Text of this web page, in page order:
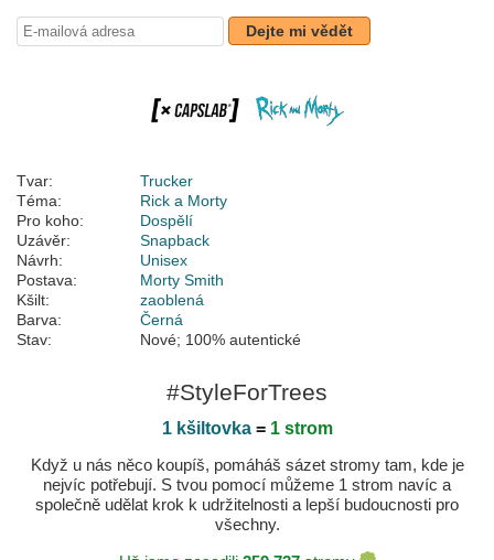
Dejte mi vědět
Tvar:
Trucker
Téma:
Rick a Morty
Pro koho:
Dospělí
Uzávěr:
Snapback
Návrh:
Unisex
Postava:
Morty Smith
Kšilt:
zaoblená
Barva:
Černá
Stav:
Nové; 100% autentické
#StyleForTrees
1 kšiltovka= 1 strom
Když u nás něco koupíš, pomáháš sázet stromy tam, kde je
nejvíc potřebují. S tvou pomocí můžeme 1 strom navíc a
společně udělat krok k udržitelnosti a lepší budoucnosti pro
všechny.